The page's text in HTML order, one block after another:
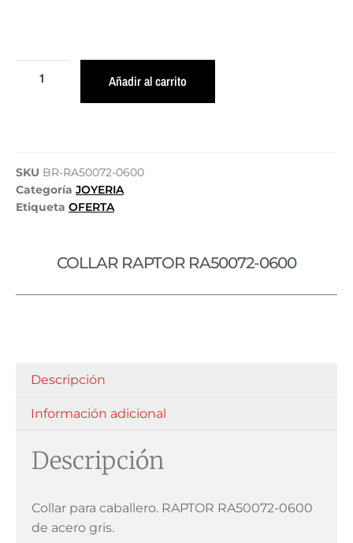
Añadir al carrito
SKU BR-RA50072-0600
Categoría JOYERIA
Etiqueta OFERTA
COLLAR RAPTOR RA50072-0600
Descripción
Información adicional
Descripción
Collar para caballero. RAPTOR RA50072-0600
de acero gris.